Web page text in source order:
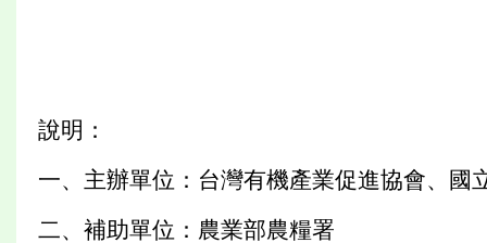
說明：
一、主辦單位：台灣有機產業促進協會、國
二、補助單位：農業部農糧署